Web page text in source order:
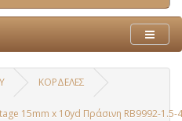
ΚΟΡΔΕΛΕΣ
15mm x 10yd Πράσινη RB9992-1.5-4